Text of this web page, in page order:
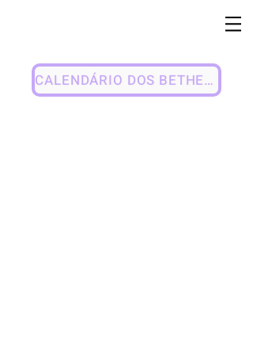
CALENDÁRIO DOS BETHEIS